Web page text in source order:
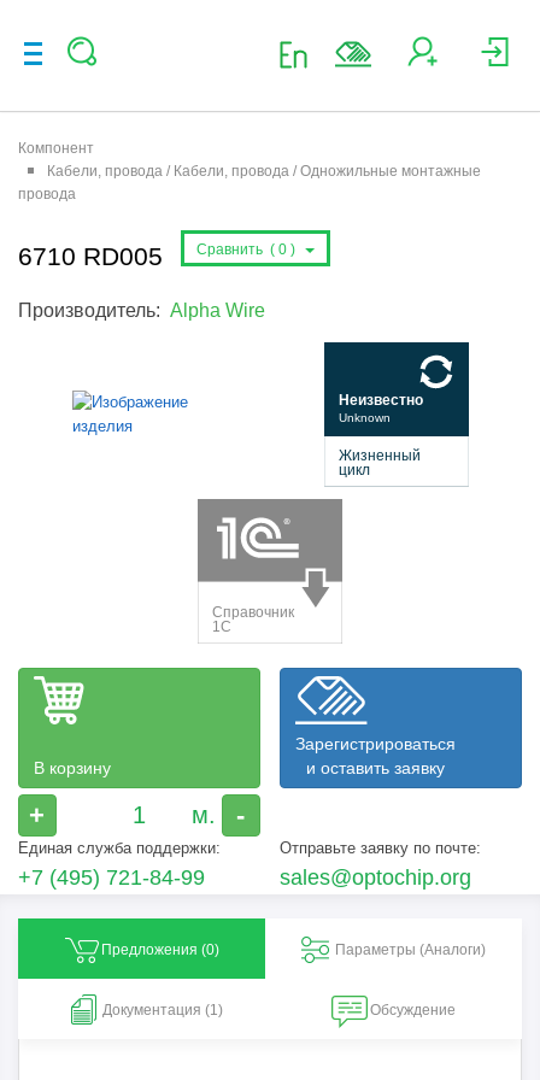
Компонент
Кабели, провода / Кабели, провода / Одножильные монтажные
провода
6710 RD005 Сравнить ( 0 )
Производитель: Alpha Wire
В корзину
+ -
Зарегистрироваться
и оставить заявку
Единая служба поддержки:
+7 (495) 721-84-99
Отправьте заявку по почте:
sales@optochip.org
Предложения (0) Параметры (Aналоги)
Документация (1) Обсуждение